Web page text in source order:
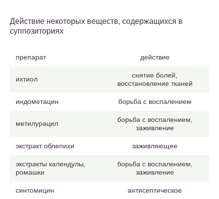
Действие некоторых веществ, содержащихся в
суппозиториях
препарат действие
ихтиол
снятие болей,
восстановление тканей
индометацин борьба с воспалением
метилурацил
борьба с воспалением,
заживление
экстракт облепихи заживляющее
экстракты календулы,
ромашки
борьба с воспалением,
заживление
синтомицин антисептическое